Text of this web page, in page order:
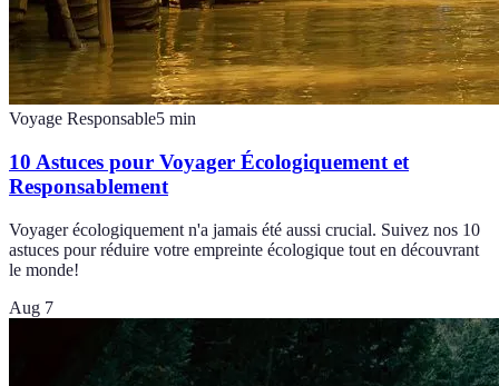
Voyage Responsable5 min
10 Astuces pour Voyager Écologiquement et
Responsablement
Voyager écologiquement n'a jamais été aussi crucial. Suivez nos 10
astuces pour réduire votre empreinte écologique tout en découvrant
le monde!
Aug 7